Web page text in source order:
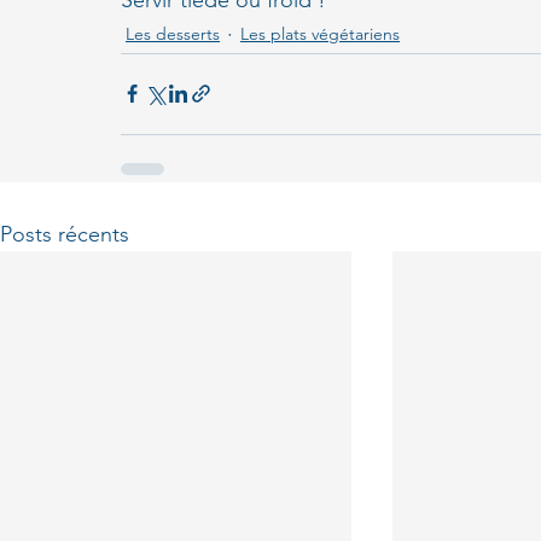
Les desserts Les plats végétariens
Posts récents